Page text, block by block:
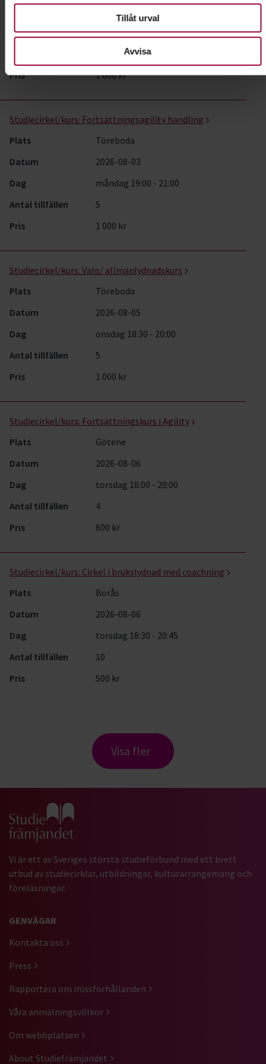
Tillåt urval
Avvisa
2026-08-03
Dag
måndag 17:00 - 19:00
Pris
1 000 kr
Studiecirkel/kurs: Fortsättningsagility handling
Plats
Töreboda
Datum
2026-08-03
Dag
måndag 19:00 - 21:00
Antal tillfällen
5
Pris
1 000 kr
Studiecirkel/kurs: Valp/ allmänlydnadskurs
Plats
Töreboda
Datum
2026-08-05
Dag
onsdag 18:30 - 20:00
Antal tillfällen
5
Pris
1 000 kr
Studiecirkel/kurs: Fortsättningskurs i Agility
Plats
Götene
Datum
2026-08-06
Dag
torsdag 18:00 - 20:00
Antal tillfällen
4
Pris
600 kr
Studiecirkel/kurs: Cirkel i brukslydnad med coachning
Plats
Borås
Datum
2026-08-06
Dag
torsdag 18:30 - 20:45
Antal tillfällen
10
Pris
500 kr
Visa fler
Gå till studiefrämjandets startsida
Vi är ett av Sveriges största studieförbund med ett brett
utbud av studiecirklar, utbildningar, kulturarrangemang och
föreläsningar.
GENVÄGAR
Kontakta oss
Press
Rapportera om missförhållanden
Våra anmälningsvillkor
Om webbplatsen
About Studiefrämjandet